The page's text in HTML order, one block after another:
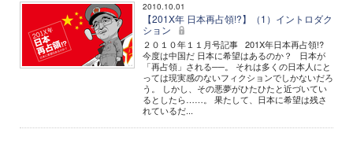
2010.10.01
【201X年 日本再占領!?】（1）イントロダク
ション
２０１０年１１月号記事 201X年日本再占領!?
今度は中国だ 日本に希望はあるのか？ 日本が
「再占領」される──。 それは多くの日本人にと
っては現実感のないフィクションでしかないだろ
う。 しかし、その悪夢がひたひたと近づいてい
るとしたら……。 果たして、日本に希望は残さ
れているだ...